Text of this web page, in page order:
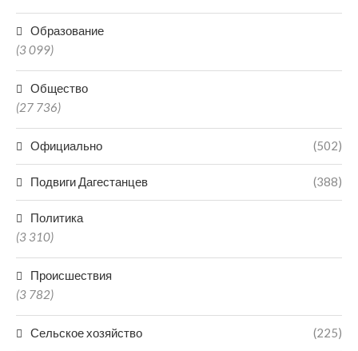
Образование
(3 099)
Общество
(27 736)
Официально (502)
Подвиги Дагестанцев (388)
Политика
(3 310)
Происшествия
(3 782)
Сельское хозяйство (225)